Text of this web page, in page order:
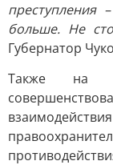
больше. Не
Губернатор
Также на